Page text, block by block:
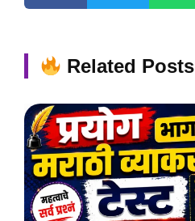
Related Posts